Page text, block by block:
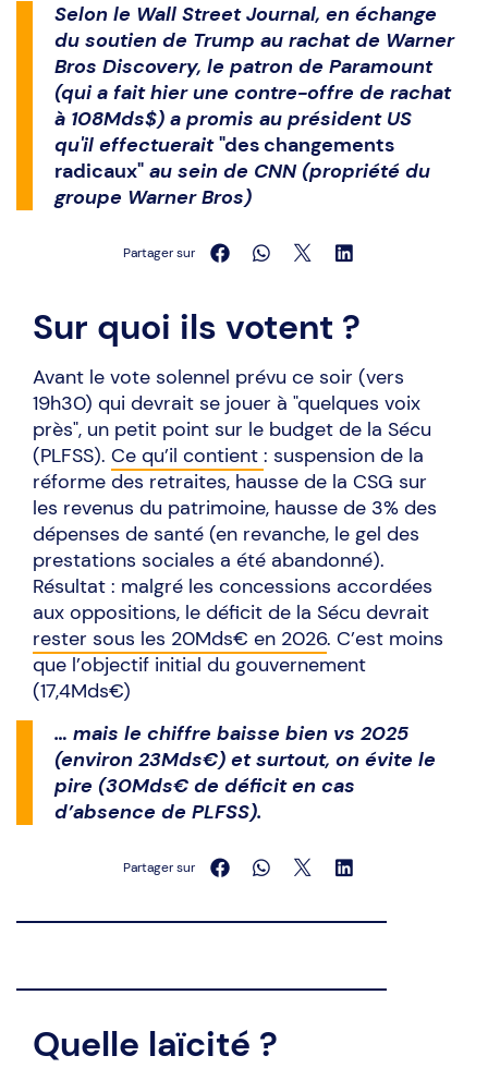
Selon le Wall Street Journal, en échange
du soutien de Trump au rachat de Warner
Bros Discovery, le patron de Paramount
(qui a fait hier une contre-offre de rachat
à 108Mds$) a promis au président US
qu'il effectuerait"des changements
radicaux" au sein de CNN (propriété du
groupe Warner Bros)
Partager sur
Sur quoi ils votent ?
Avant le vote solennel prévu ce soir (vers
19h30) qui devrait se jouer à "quelques voix
près", un petit point sur le budget de la Sécu
(PLFSS). Ce qu’il contient : suspension de la
réforme des retraites, hausse de la CSG sur
les revenus du patrimoine, hausse de 3% des
dépenses de santé (en revanche, le gel des
prestations sociales a été abandonné).
Résultat : malgré les concessions accordées
aux oppositions, le déficit de la Sécu devrait
rester sous les 20Mds€ en 2026. C’est moins
que l’objectif initial du gouvernement
(17,4Mds€)
… mais le chiffre baisse bien vs 2025
(environ 23Mds€) et surtout, on évite le
pire (30Mds€ de déficit en cas
d’absence de PLFSS).
Partager sur
Quelle laïcité ?